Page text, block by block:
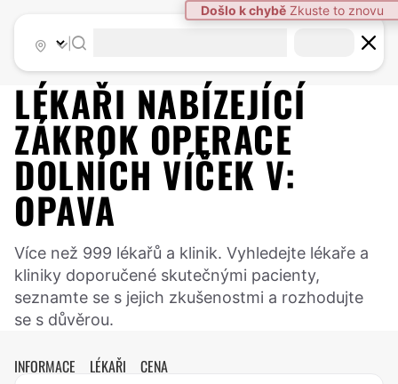
LÉKAŘI NABÍZEJÍCÍ
ZÁKROK OPERACE
DOLNÍCH VÍČEK V:
OPAVA
Více než 999 lékařů a klinik. Vyhledejte lékaře a
kliniky doporučené skutečnými pacienty,
seznamte se s jejich zkušenostmi a rozhodujte
se s důvěrou.
INFORMACE LÉKAŘI CENA